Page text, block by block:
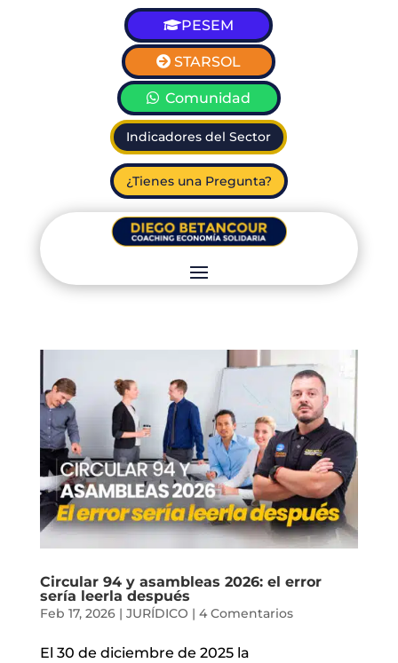
PESEM
STARSOL
Comunidad
Indicadores del Sector
¿Tienes una Pregunta?
Circular 94 y asambleas 2026: el error
sería leerla después
Feb 17, 2026| JURÍDICO | 4 Comentarios
El 30 de diciembre de 2025 la